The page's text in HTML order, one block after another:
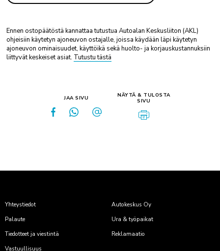
Ennen ostopäätöstä kannattaa tutustua Autoalan Keskusliiton (AKL)
ohjeisiin käytetyn ajoneuvon ostajalle, joissa käydään läpi käytetyn
ajoneuvon ominaisuudet, käyttöikä sekä huolto- ja korjauskustannuksiin
liittyvät keskeiset asiat. Tutustu tästä
JAA SIVU
NÄYTÄ & TULOSTA
SIVU
Yhteystiedot
Autokeskus Oy
Palaute
Ura & työpaikat
Tiedotteet ja viestintä
Reklamaatio
Vastuullisuus